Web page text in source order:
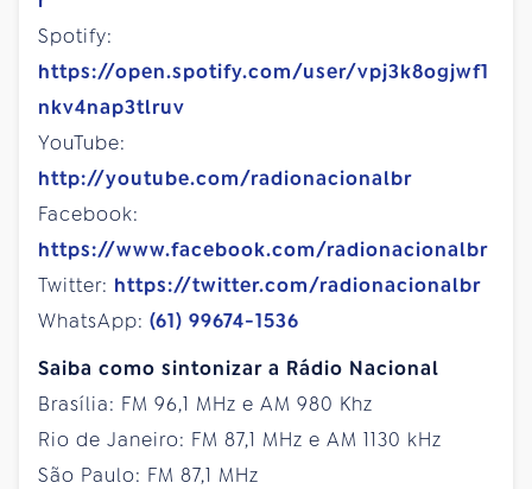
Spotify:
https://open.spotify.com/user/vpj3k8ogjwf1
nkv4nap3tlruv
YouTube:
http://youtube.com/radionacionalbr
Facebook:
https://www.facebook.com/radionacionalbr
Twitter: https://twitter.com/radionacionalbr
WhatsApp: (61) 99674-1536
Saiba como sintonizar a Rádio Nacional
Brasília: FM 96,1 MHz e AM 980 Khz
Rio de Janeiro: FM 87,1 MHz e AM 1130 kHz
São Paulo: FM 87,1 MHz